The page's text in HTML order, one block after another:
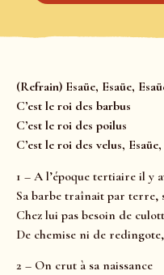
(Refrain) Esaüe, Esaüe,
C’est le roi des barbus
C’est le roi des poilus
C’est le roi des velus, Esaüe,
1 – A l’époque tertiaire il y
Sa barbe traînait par terre,
Chez lui pas besoin de
De chemise ni de
2 – On crut à sa naissance